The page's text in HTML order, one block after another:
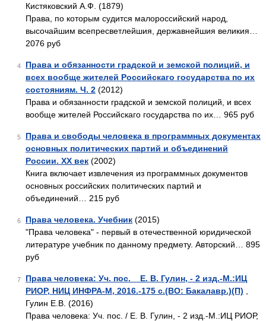
Кистяковский А.Ф. (1879)
Права, по которым судится малороссийский народ,
высочайшим всепресветлейшия, державнейшия великия…
2076 руб
4
Права и обязанности градской и земской полиций, и
всех вообще жителей Российскаго государства по их
состояниям. Ч. 2 (2012)
Права и обязанности градской и земской полиций, и всех
вообще жителей Российскаго государства по их… 965 руб
5
Права и свободы человека в программных документах
основных политических партий и объединений
России. XX век (2002)
Книга включает извлечения из программных документов
основных российских политических партий и
объединений… 215 руб
6 Права человека. Учебник (2015)
"Права человека" - первый в отечественной юридической
литературе учебник по данному предмету. Авторский… 895
руб
7
Права человека: Уч. пос. _ Е. В. Гулин, - 2 изд.-М.:ИЦ
РИОР, НИЦ ИНФРА-М, 2016.-175 с.(ВО: Бакалавр.)(П)
Гулин Е.В. (2016)
Права человека: Уч. пос. / Е. В. Гулин, - 2 изд.-М.:ИЦ РИОР,